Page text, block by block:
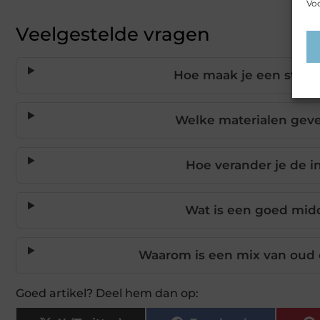
Veelgestelde vragen
Hoe maak je een
Welke materialen
Hoe verander je de
Wat is een goed
Waarom is een mix van
Goed artikel? Deel hem dan op: